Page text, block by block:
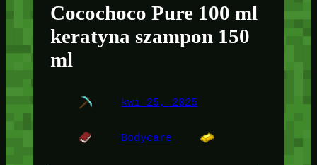
Cocochoco Pure 100 ml
keratyna szampon 150
ml
kwi 25, 2025
Bodycare